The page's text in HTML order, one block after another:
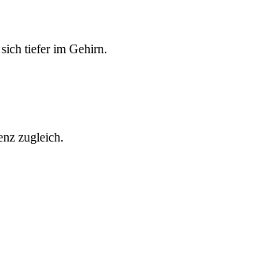
tiefer im Gehirn.
zugleich.